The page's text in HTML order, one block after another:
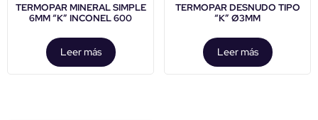
TERMOPAR MINERAL SIMPLE
6MM “K” INCONEL 600
Leer más
TERMOPAR DESNUDO TIPO
“K” Ø3MM
Leer más